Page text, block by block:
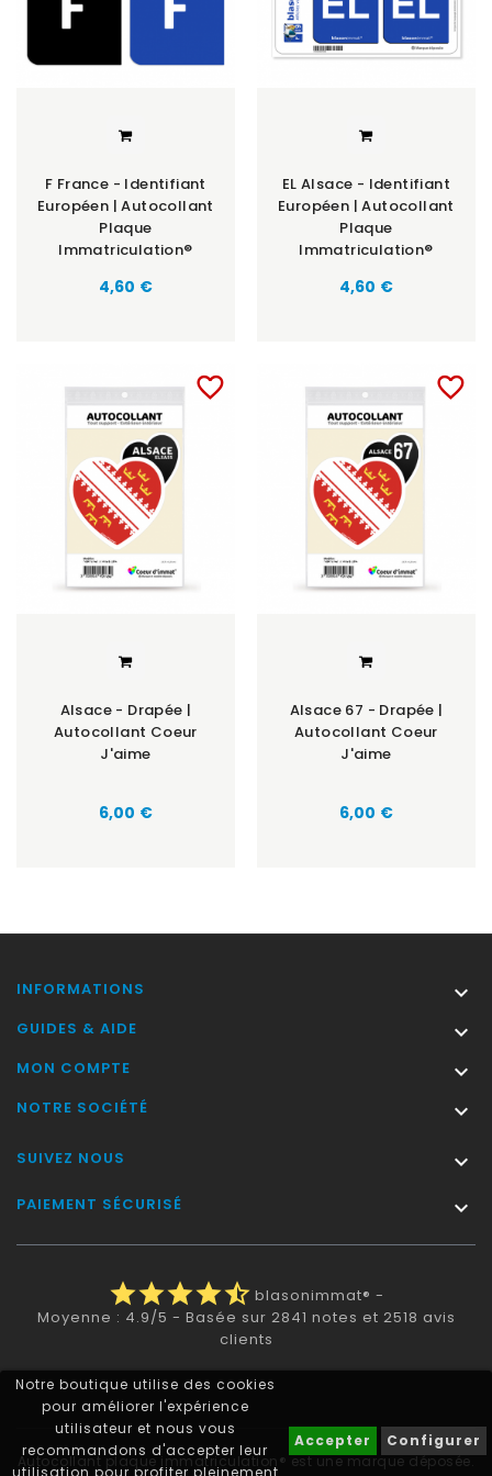
Notre boutique utilise des cookies
pour améliorer l'expérience
utilisateur et nous vous
recommandons d'accepter leur
utilisation pour profiter pleinement
Accepter Configurer
F France - Identifiant
Européen | Autocollant
Plaque
Immatriculation®
Prix
4,60 €
EL Alsace - Identifiant
Européen | Autocollant
Plaque
Immatriculation®
Prix
4,60 €
favorite_border
Alsace - Drapée |
Autocollant Coeur
J'aime
Prix
6,00 €
favorite_border
Alsace 67 - Drapée |
Autocollant Coeur
J'aime
Prix
6,00 €
INFORMATIONS 
GUIDES & AIDE 
MON COMPTE 
NOTRE SOCIÉTÉ 
SUIVEZ NOUS 
PAIEMENT SÉCURISÉ 
starstarstarstarstar_half blasonimmat® -
Moyenne : 4.9/5 - Basée sur 2841 notes et 2518 avis
clients
Autocollant plaque immatriculation® est une marque déposée.